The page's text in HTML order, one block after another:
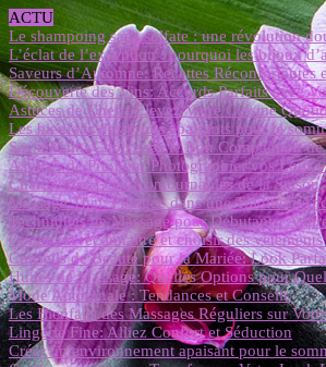
ACTU
Le shampoing sans sulfate : une révolution
L’éclat de l’exception : pourquoi les bijoux
Saveurs d’Automne: Recettes Réconfortantes
Découverte des Vins: Accords Parfaits avec
Astuces de Chefs: Élevez Votre Cuisine
Les bienfaits des bruits apaisants pour le
Sac à Main: Choisissez le Bon Compagnon de
Astuces de Pro pour Photographier vos Looks
Chaussures: Les Incontournables de la Saison
Massage Thaï: Plongée dans une Tradition
Techniques de Massage pour Débutants:
Comment reconnaître et choisir des
Conseils de Beauté pour la Mariée: Look
Huiles de Massage: Quelles Options pour
Mode Automnale : Tendances et Conseils
Les Bienfaits des Massages Réguliers sur
Lingerie Fine: Alliez Confort et Séduction
Créer un environnement apaisant pour le